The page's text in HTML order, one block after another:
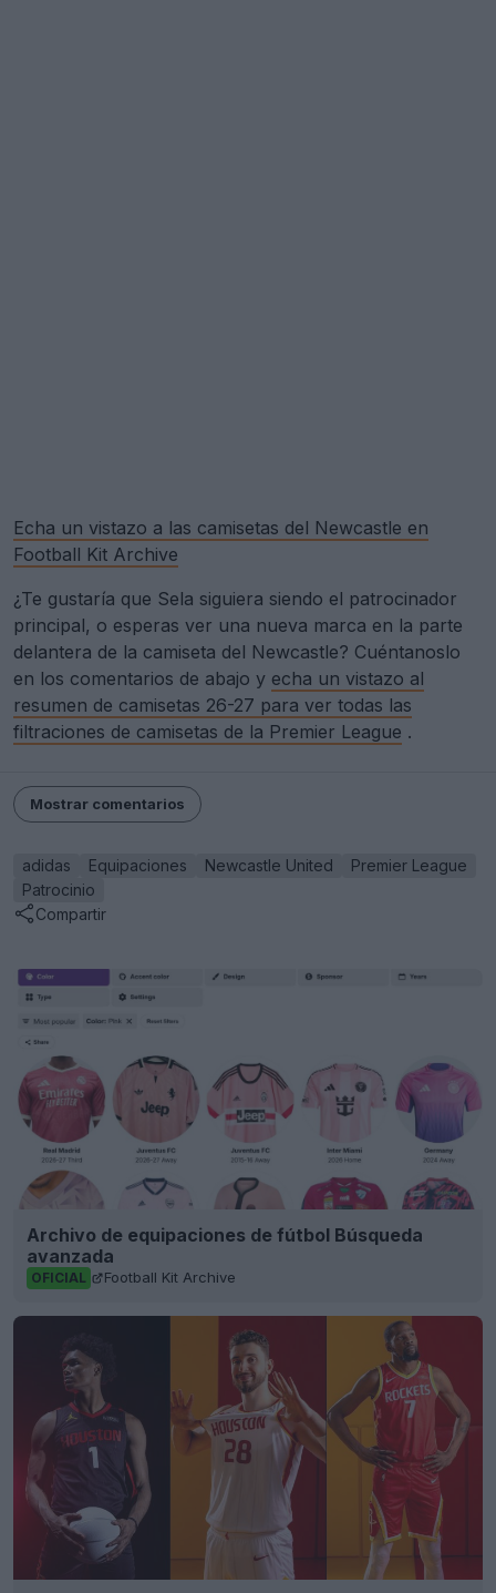
Echa un vistazo a las camisetas del Newcastle en
Football Kit Archive
¿Te gustaría que Sela siguiera siendo el patrocinador
principal, o esperas ver una nueva marca en la parte
delantera de la camiseta del Newcastle? Cuéntanoslo
en los comentarios de abajo y echa un vistazo al
resumen de camisetas 26-27 para ver todas las
filtraciones de camisetas de la Premier League .
Mostrar comentarios
adidas Equipaciones Newcastle United
Premier League
Patrocinio
Compartir
Archivo de equipaciones de fútbol Búsqueda
avanzada
OFICIAL Football Kit Archive